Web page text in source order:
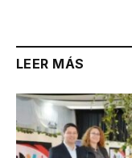
LEER MÁS